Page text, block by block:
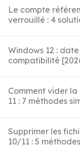
Le compte
verrouillé : 4
Windows 12 :
compatibilité
Comment vider
11 : 7 méthodes
Supprimer les
10/11 : 5 méthodes